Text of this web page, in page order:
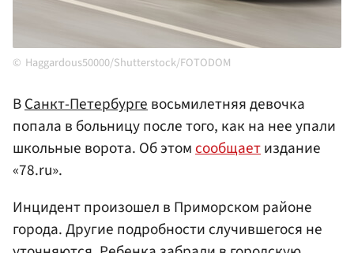
Haggardous50000/Shutterstock/FOTODOM
ВСанкт-Петербургевосьмилетняя девочка
попала в больницу после того, как на нее упали
школьные ворота. Об этомсообщаетиздание
«78.ru».
Инцидент произошел в Приморском районе
города. Другие подробности случившегося не